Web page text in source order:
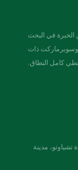
أكثر من 12 عامًا من الخبرة في البحث
وسوبرماركت ذات
كامل النطاق.
تشياوتو، مدينة